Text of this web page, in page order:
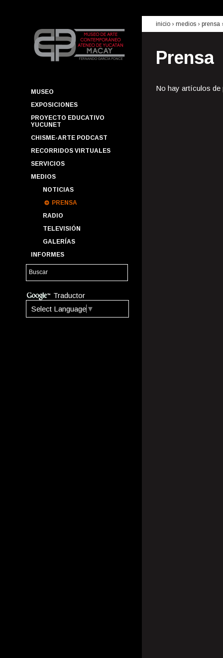
MUSEO
EXPOSICIONES
PROYECTO EDUCATIVO
YUCUNET
CHISME-ARTE PODCAST
RECORRIDOS VIRTUALES
SERVICIOS
MEDIOS
NOTICIAS
PRENSA
RADIO
TELEVISIÓN
GALERÍAS
INFORMES
Traductor
Select Language ▼
inicio › medios › prensa
Prensa
No hay artículos de